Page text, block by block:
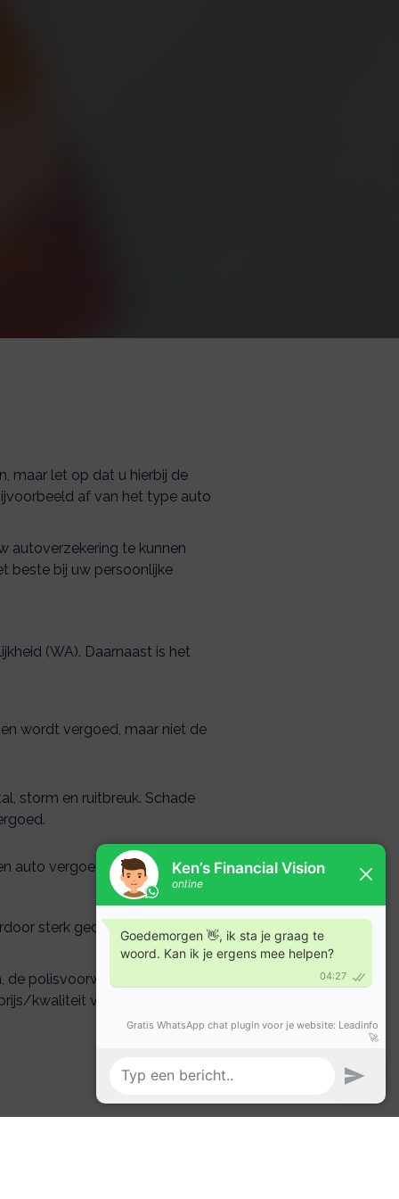
maar let op dat u hierbij de
af van het type auto
autoverzekering te kunnen
beste bij uw persoonlijke
(WA). Daarnaast is het
wordt vergoed, maar niet de
storm en ruitbreuk. Schade
auto vergoed.
sterk gedaald.
de polisvoorwaarden en
kwaliteit verhouding!